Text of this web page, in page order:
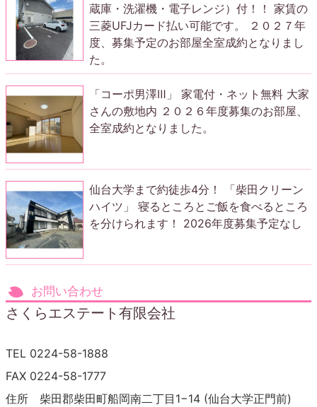
蔵庫・洗濯機・電子レンジ）付！！ 家賃の
三菱UFJカード払い可能です。 ２０２７年
度、募集予定のお部屋全室成約となりまし
た。
「コーポ男澤Ⅲ」 家電付・ネット無料 大家
さんの敷地内 ２０２６年度募集のお部屋、
全室成約となりました。
仙台大学まで約徒歩4分！ 「柴田クリーン
ハイツ」 寝るところとご飯を食べるところ
を分けられます！ 2026年度募集予定なし
お問い合わせ
さくらエステート有限会社
TEL 0224-58-1888
FAX 0224-58-1777
住所 柴田郡柴田町船岡南二丁目1−14 (仙台大学正門前)